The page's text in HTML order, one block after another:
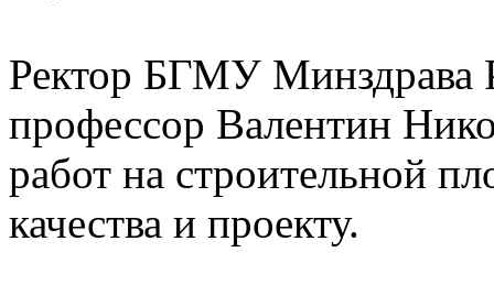
Ректор БГМУ Минздрава
профессор Валентин
работ на строительной
качества и проекту.